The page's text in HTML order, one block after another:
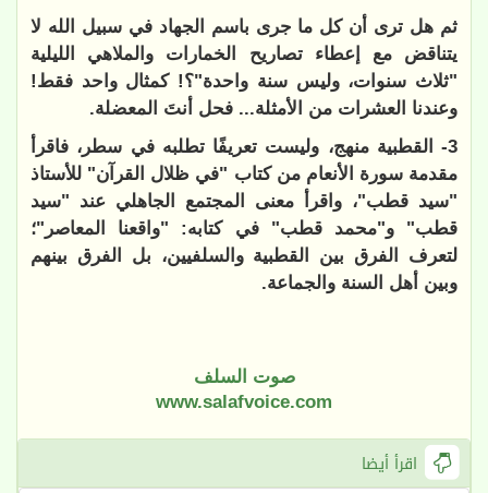
ثم هل ترى أن كل ما جرى باسم الجهاد في سبيل الله لا
يتناقض مع إعطاء تصاريح الخمارات والملاهي الليلية
"ثلاث سنوات، وليس سنة واحدة"؟! كمثال واحد فقط!
وعندنا العشرات من الأمثلة... فحل أنتَ المعضلة.
3- القطبية منهج، وليست تعريفًا تطلبه في سطر، فاقرأ
مقدمة سورة الأنعام من كتاب "في ظلال القرآن" للأستاذ
"سيد قطب"، واقرأ معنى المجتمع الجاهلي عند "سيد
قطب" و"محمد قطب" في كتابه: "واقعنا المعاصر"؛
لتعرف الفرق بين القطبية والسلفيين، بل الفرق بينهم
وبين أهل السنة والجماعة.
صوت السلف
www.salafvoice.com
اقرأ أيضا